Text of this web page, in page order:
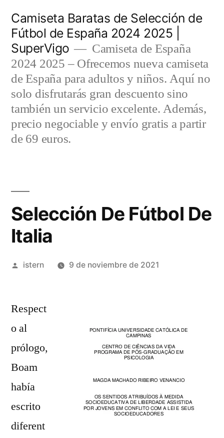
contenido
Camiseta Baratas de Selección de
Fútbol de España 2024 2025 |
SuperVigo
Camiseta de España
2024 2025 – Ofrecemos nueva camiseta
de España para adultos y niños. Aquí no
solo disfrutarás gran descuento sino
también un servicio excelente. Además,
precio negociable y envío gratis a partir
de 69 euros.
Selección De Fútbol De
Italia
Publicado
istern 9 de noviembre de 2021
Respect
o al
prólogo,
Boam
había
escrito
diferent